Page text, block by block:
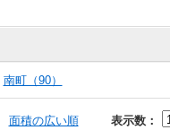
南町（90）
面積の広い順 表示数：